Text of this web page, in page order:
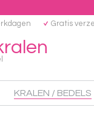
Gratis
KRALEN / BEDELS